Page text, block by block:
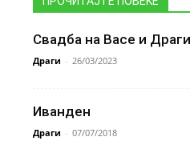
Свадба на Васе и
Драги - 26/03/2023
Иванден
Драги - 07/07/2018